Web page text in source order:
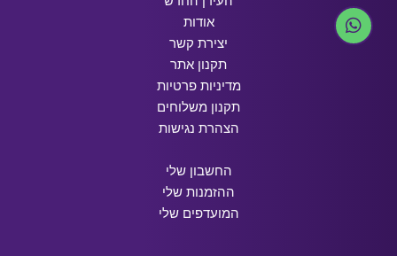
אודות
יצירת קשר
תקנון אתר
מדיניות פרטיות
תקנון משלוחים
הצהרת נגישות
החשבון שלי
ההזמנות שלי
המועדפים שלי